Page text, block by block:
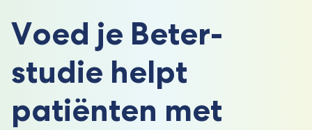
Voed je Beter-
studie helpt
patiënten met